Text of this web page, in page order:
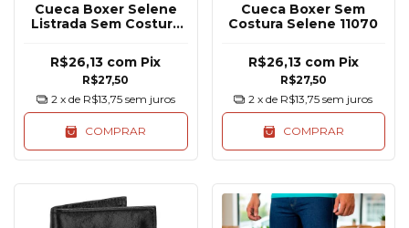
Cueca Boxer Selene
Listrada Sem Costura
R$27,50
R$26,13 com Pix
2 x de R$13,75 sem juros
COMPRAR
Cueca Boxer Sem
Costura Selene 11070
R$27,50
R$26,13 com Pix
2 x de R$13,75 sem juros
COMPRAR